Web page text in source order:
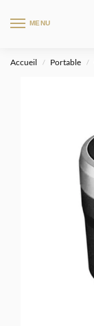
MENU
Accueil / Portable /